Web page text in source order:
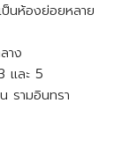
นห้องย่อยหลาย
าง
และ 5
รามอินทรา